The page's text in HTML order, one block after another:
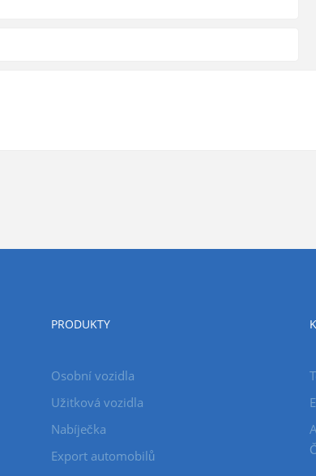
PRODUKTY
Osobní vozidla
Užitková vozidla
Nabíječka
Export automobilů